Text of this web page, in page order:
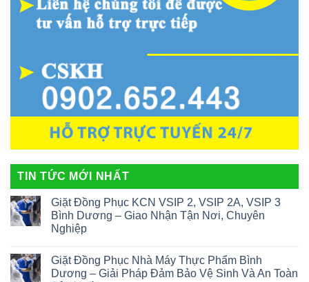
TIN TỨC MỚI NHẤT
Giặt Đồng Phục KCN VSIP 2, VSIP 2A, VSIP 3
Bình Dương – Giao Nhận Tận Nơi, Chuyên
Nghiệp
Giặt Đồng Phục Nhà Máy Thực Phẩm Bình
Dương – Giải Pháp Đảm Bảo Vệ Sinh Và An Toàn